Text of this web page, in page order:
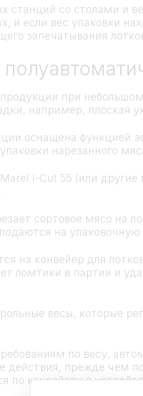
станций со столами и
и если вес упаковки
запечатывания
при
например, плоская
оснащена функцией
нарезанного
I-Cut 55 (или
сортовое мясо на
на
на конвейер для
ломтики в партии и
весы, которые
по весу,
действия, прежде чем
по конвейеру в